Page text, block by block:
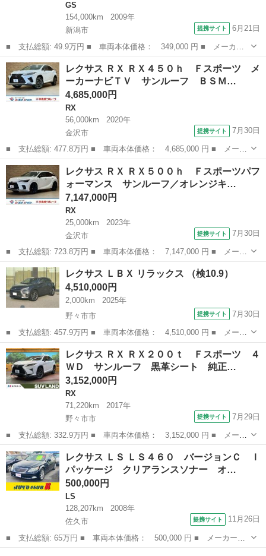
GS
154,000km
2009年
新潟市
提携サイト 6月21日
■ 支払総額: 49.9万円 ■ 車両本体価格： 349,000 円 ■ メーカー
名： レクサス ■ 車種名： ＧＳ ■ グレード名： ＧＳ４５０
ｈ 純正ナビ カールソンホイール ＥＴＣ ドライブレコーダー
バックカメラ ...
新潟 新潟市 GS
レクサス ＲＸ ＲＸ４５０ｈ Ｆスポーツ メ
ーカーナビＴＶ サンルーフ ＢＳＭ…
4,685,000円
RX
56,000km
2020年
金沢市
提携サイト 7月30日
■ 支払総額: 477.8万円 ■ 車両本体価格： 4,685,000 円 ■ メーカ
ー名： レクサス ■ 車種名： ＲＸ ■ グレード名： ＲＸ４５０
ｈ Ｆスポーツ メーカーナビＴＶ サンルーフ ＢＳＭ ＥＴＣ
３眼ＬＥ...
石川 金沢市 RX
レクサス ＲＸ ＲＸ５００ｈ Ｆスポーツパフ
ォーマンス サンルーフ／オレンジキ…
7,147,000円
RX
25,000km
2023年
金沢市
提携サイト 7月30日
■ 支払総額: 723.8万円 ■ 車両本体価格： 7,147,000 円 ■ メーカ
ー名： レクサス ■ 車種名： ＲＸ ■ グレード名： ＲＸ５００
ｈ Ｆスポーツパフォーマンス サンルーフ／オレンジキャリパー／
輻射ヒー...
石川 金沢市 RX
レクサス ＬＢＸ リラックス （検10.9）
4,510,000円
2,000km
2025年
野々市市
提携サイト 7月30日
■ 支払総額: 457.9万円 ■ 車両本体価格： 4,510,000 円 ■ メーカ
ー名： レクサス ■ 車種名： ＬＢＸ ■ グレード名： リラック
ス ■ 排気量： 1500cc ■ ドア枚数： 5D ■ ミッション：...
石川 野々市市 レクサス
レクサス ＲＸ ＲＸ２００ｔ Ｆスポーツ ４
ＷＤ サンルーフ 黒革シート 純正…
3,152,000円
RX
71,220km
2017年
野々市市
提携サイト 7月29日
■ 支払総額: 332.9万円 ■ 車両本体価格： 3,152,000 円 ■ メーカ
ー名： レクサス ■ 車種名： ＲＸ ■ グレード名： ＲＸ２００
ｔ Ｆスポーツ ４ＷＤ サンルーフ 黒革シート 純正１２．３型
ナビ バ...
石川 野々市市
レクサス ＬＳ ＬＳ４６０ バージョンＣ Ｉ
パッケージ クリアランスソナー オ…
500,000円
LS
128,207km
2008年
佐久市
提携サイト 11月26日
■ 支払総額: 65万円 ■ 車両本体価格： 500,000 円 ■ メーカー
名： レクサス ■ 車種名： ＬＳ ■ グレード名： ＬＳ４６０